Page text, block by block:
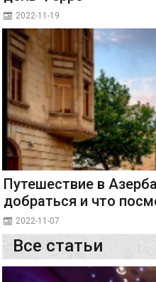
2022-11-19
Путешествие в
добраться и что
2022-11-07
Все статьи